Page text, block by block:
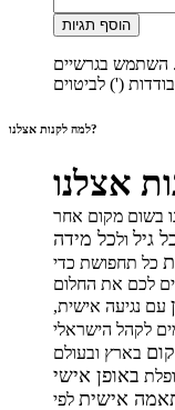
הוסף תגיות
השתמש בגרשיים
למה לקנות אצלנו?
גיל ולכל מידה
כל תחפושת כדי
עם נגיעה אישית,
באופן אישי
אישית לפי